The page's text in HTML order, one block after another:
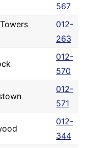
567
012-
263
012-
570
012-
571
012-
344